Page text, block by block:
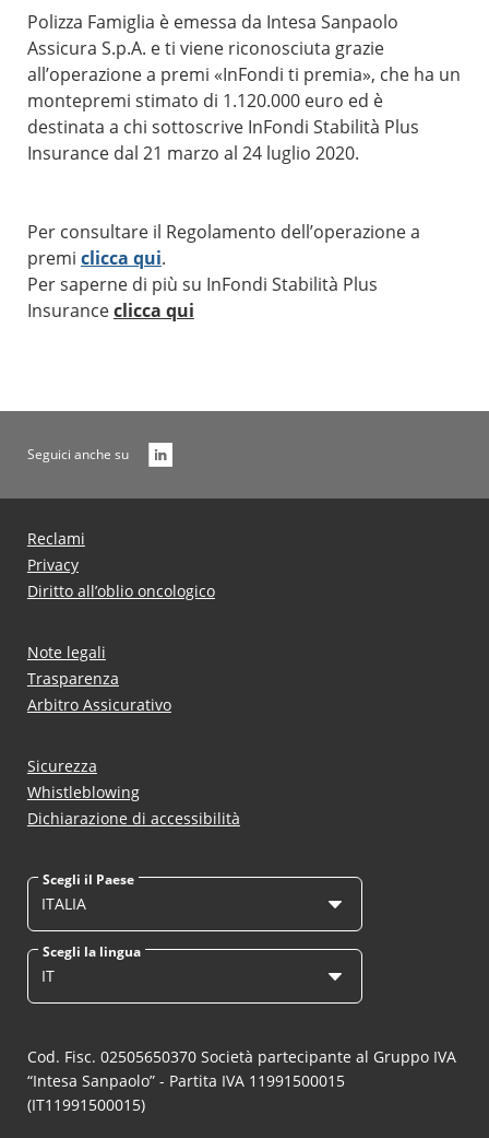
Polizza Famiglia è emessa da Intesa Sanpaolo
Assicura S.p.A. e ti viene riconosciuta grazie
all’operazione a premi «InFondi ti premia», che ha un
montepremi stimato di 1.120.000 euro ed è
destinata a chi sottoscrive InFondi Stabilità Plus
Insurance dal 21 marzo al 24 luglio 2020.
Per consultare il Regolamento dell’operazione a
premi clicca qui.
Per saperne di più su InFondi Stabilità Plus
Insuranceclicca qui
Seguici anche su
Reclami
Privacy
Diritto all’oblio oncologico
Note legali
Trasparenza
Arbitro Assicurativo
Sicurezza
Whistleblowing
Dichiarazione di accessibilità
Scegli il Paese
ITALIA
Scegli la lingua
IT
Cod. Fisc. 02505650370 Società partecipante al Gruppo IVA
“Intesa Sanpaolo” - Partita IVA 11991500015
(IT11991500015)